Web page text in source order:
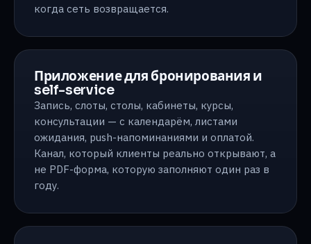
когда сеть возвращается.
Приложение для бронирования и
self-service
Запись, слоты, столы, кабинеты, курсы,
консультации — с календарём, листами
ожидания, push-напоминаниями и оплатой.
Канал, который клиенты реально открывают, а
не PDF-форма, которую заполняют один раз в
году.